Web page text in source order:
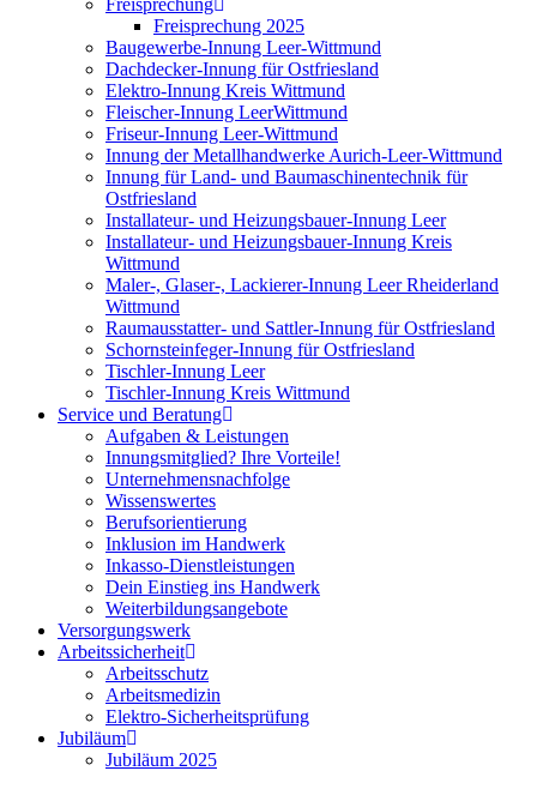
Freisprechung
Freisprechung 2025
Baugewerbe-Innung Leer-Wittmund
Dachdecker-Innung für Ostfriesland
Elektro-Innung Kreis Wittmund
Fleischer-Innung LeerWittmund
Friseur-Innung Leer-Wittmund
Innung der Metallhandwerke Aurich-Leer-Wittmund
Innung für Land- und Baumaschinentechnik für
Ostfriesland
Installateur- und Heizungsbauer-Innung Leer
Installateur- und Heizungsbauer-Innung Kreis
Wittmund
Maler-, Glaser-, Lackierer-Innung Leer Rheiderland
Wittmund
Raumausstatter- und Sattler-Innung für Ostfriesland
Schornsteinfeger-Innung für Ostfriesland
Tischler-Innung Leer
Tischler-Innung Kreis Wittmund
Service und Beratung
Aufgaben & Leistungen
Innungsmitglied? Ihre Vorteile!
Unternehmensnachfolge
Wissenswertes
Berufsorientierung
Inklusion im Handwerk
Inkasso-Dienstleistungen
Dein Einstieg ins Handwerk
Weiterbildungsangebote
Versorgungswerk
Arbeitssicherheit
Arbeitsschutz
Arbeitsmedizin
Elektro-Sicherheitsprüfung
Jubiläum
Jubiläum 2025